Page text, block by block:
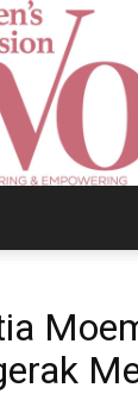
Obsession